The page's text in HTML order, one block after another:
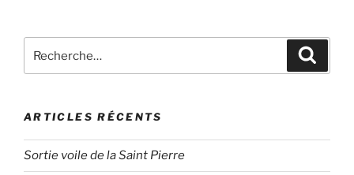
pour
ARTICLES RÉCENTS
Sortie voile de la Saint Pierre